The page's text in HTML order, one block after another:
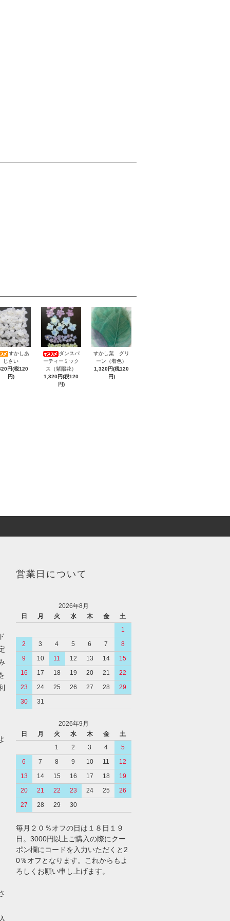
すかしあ
じさい
円(税120
円)
ダンスパ
ーティーミック
ス（紫陽花）
1,320円(税120
円)
すかし葉 グリ
ーン（着色）
1,320円(税120
円)
営業日について
2026年8月
日
月 火 水 木 金
土
1
2
3 4 5 6 7
8
9
10 11 12 13 14
15
16
17 18 19 20 21
22
23
24 25 26 27 28
29
30
31
2026年9月
日
月 火 水 木 金
土
1
2 3 4
5
6
7 8 9 10 11
12
13
14 15 16 17 18
19
20
21 22 23 24 25
26
27
28 29 30
毎月２０％オフの日は１８日１９
日。3000円以上ご購入の際にクー
ポン欄にコードを入力いただくと2
0％オフとなります。これからもよ
ろしくお願い申し上げます。